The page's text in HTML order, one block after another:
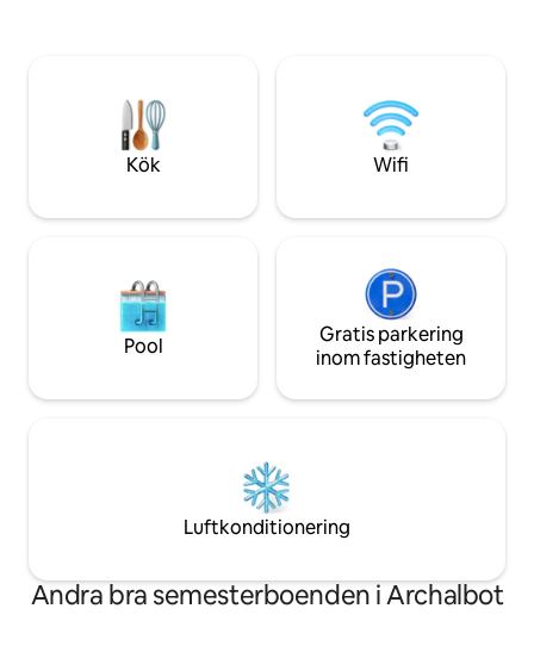
gäster. Observera att även om ett öppet
kök inte är
läckra måltider i
Kök Wifi
Pool
Gratis parkering
inom fastigheten
Luftkonditionering
Andra bra semesterboenden i Archalbot